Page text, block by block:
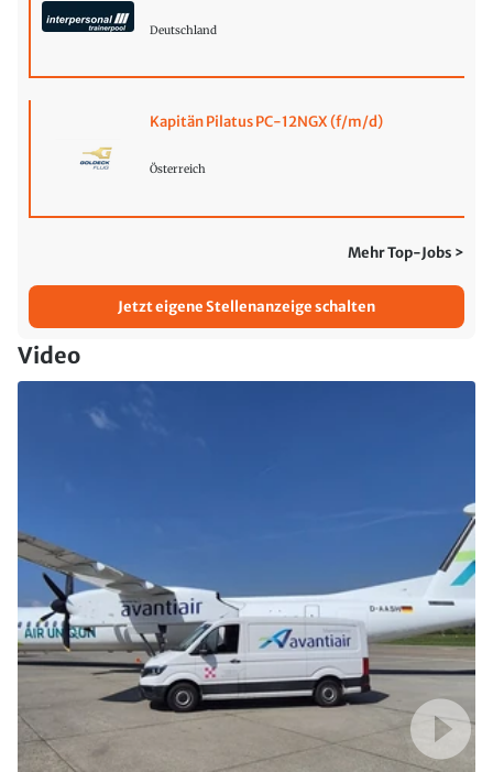
Deutschland
Kapitän Pilatus PC-12NGX (f/m/d)
Österreich
Mehr Top-Jobs >
Jetzt eigene Stellenanzeige schalten
Video